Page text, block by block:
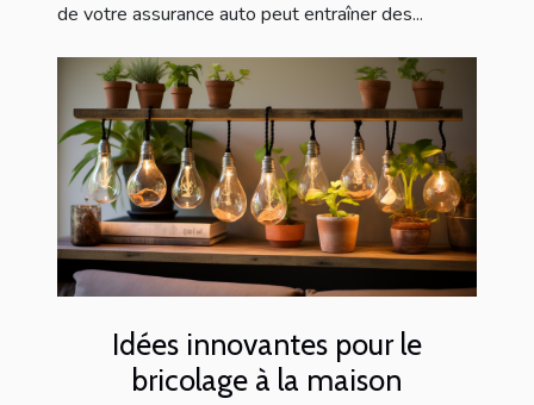
de votre assurance auto peut entraîner des...
Idées innovantes pour le
bricolage à la maison